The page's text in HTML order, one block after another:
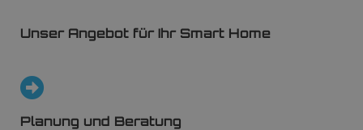
Unser Angebot für Ihr Smart Home
Planung und Beratung